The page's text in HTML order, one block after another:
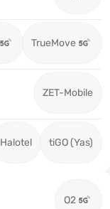
TrueMove
ZET-Mobile
Halotel tiGO (Yas)
O2